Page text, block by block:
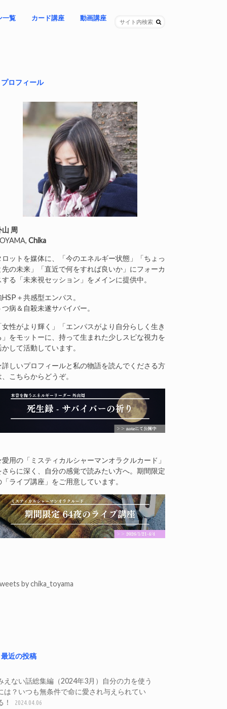
一覧 カード講座 動画講座
プロフィール
山 周
Chika
ロットを媒体に、「今のエネルギー状態」「ちょっ
先の未来」「直近で何をすれば良いか」にフォーカ
する「未来視セッション」をメインに提供中。
HSP＋共感型エンパス。
つ病＆自殺未遂サバイバー。
女性がより輝く」「エンパスがより自分らしく生き
」をモットーに、持って生まれた少しスピな視力を
かして活動しています。
しいプロフィールと私の物語を読んでくださる方
、こちらからどうぞ。
用の「ミスティカルシャーマンオラクルカード」
さらに深く、自分の感覚で読みたい方へ。期間限定
「ライブ講座」をご用意しています。
by chika_toyama
最近の投稿
えない話総集編（2024年3月）自分の力を使う
は？いつも無条件で命に愛され与えられてい
！
2024.04.06